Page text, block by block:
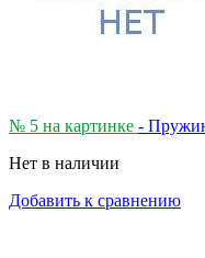
№ 5 на картинке -
Нет в наличии
Добавить к сравнению